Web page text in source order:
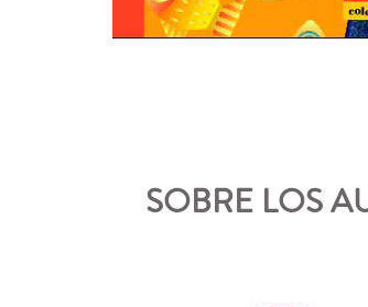
SOBRE LOS